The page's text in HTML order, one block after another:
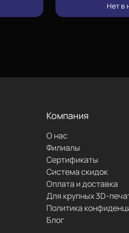
Нет в
Компания
О нас
Филиалы
Сертификаты
Система скидок
Оплата и доставка
Для крупных 3D-
Политика
Блог